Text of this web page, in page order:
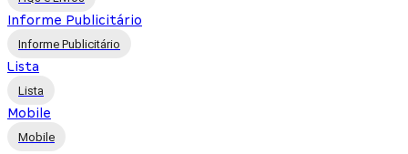
Informe Publicitário
Informe Publicitário
Lista
Lista
Mobile
Mobile